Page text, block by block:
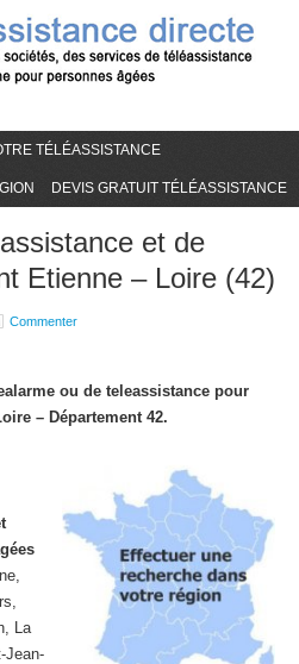
TÉLÉASSISTANCE
DEVIS GRATUIT TÉLÉASSISTANCE
et de
Etienne – Loire (42)
Commenter
ou de teleassistance pour
– Département 42.
La
Jean-